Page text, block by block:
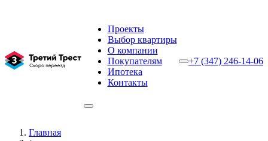
Проекты
Выбор квартиры
О компании
Покупателям
Ипотека
Контакты
+7 (347) 246-14-06
Главная